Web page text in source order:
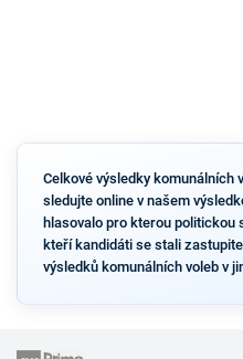
Celkové výsledky komunálních
sledujte online v našem
hlasovalo pro kterou politickou
kteří kandidáti se stali
výsledků komunálních voleb v